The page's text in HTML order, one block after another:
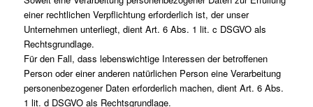
einer rechtlichen Verpflichtung erforderlich ist, der unser
Unternehmen unterliegt, dient Art. 6 Abs. 1 lit. c DSGVO als
Rechtsgrundlage.
Für den Fall, dass lebenswichtige Interessen der betroffenen
Person oder einer anderen natürlichen Person eine Verarbeitung
personenbezogener Daten erforderlich machen, dient Art. 6 Abs.
1 lit. d DSGVO als Rechtsgrundlage.